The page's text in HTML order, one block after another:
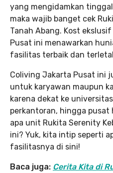
yang mengidamkan
maka wajib banget cek
Tanah Abang. Kost
Pusat ini menawarkan
fasilitas terbaik dan
Coliving Jakarta Pusat ini
untuk karyawan maupun
karena dekat ke
perkantoran, hingga pusat
apa unit Rukita Serenity
ini? Yuk, kita intip seperti
fasilitasnya di sini!
Baca juga: Cerita Kita di